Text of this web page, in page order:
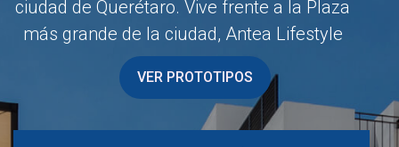
ciudad de Querétaro. Vive frente a la Plaza
más grande de la ciudad, Antea Lifestyle
VER PROTOTIPOS